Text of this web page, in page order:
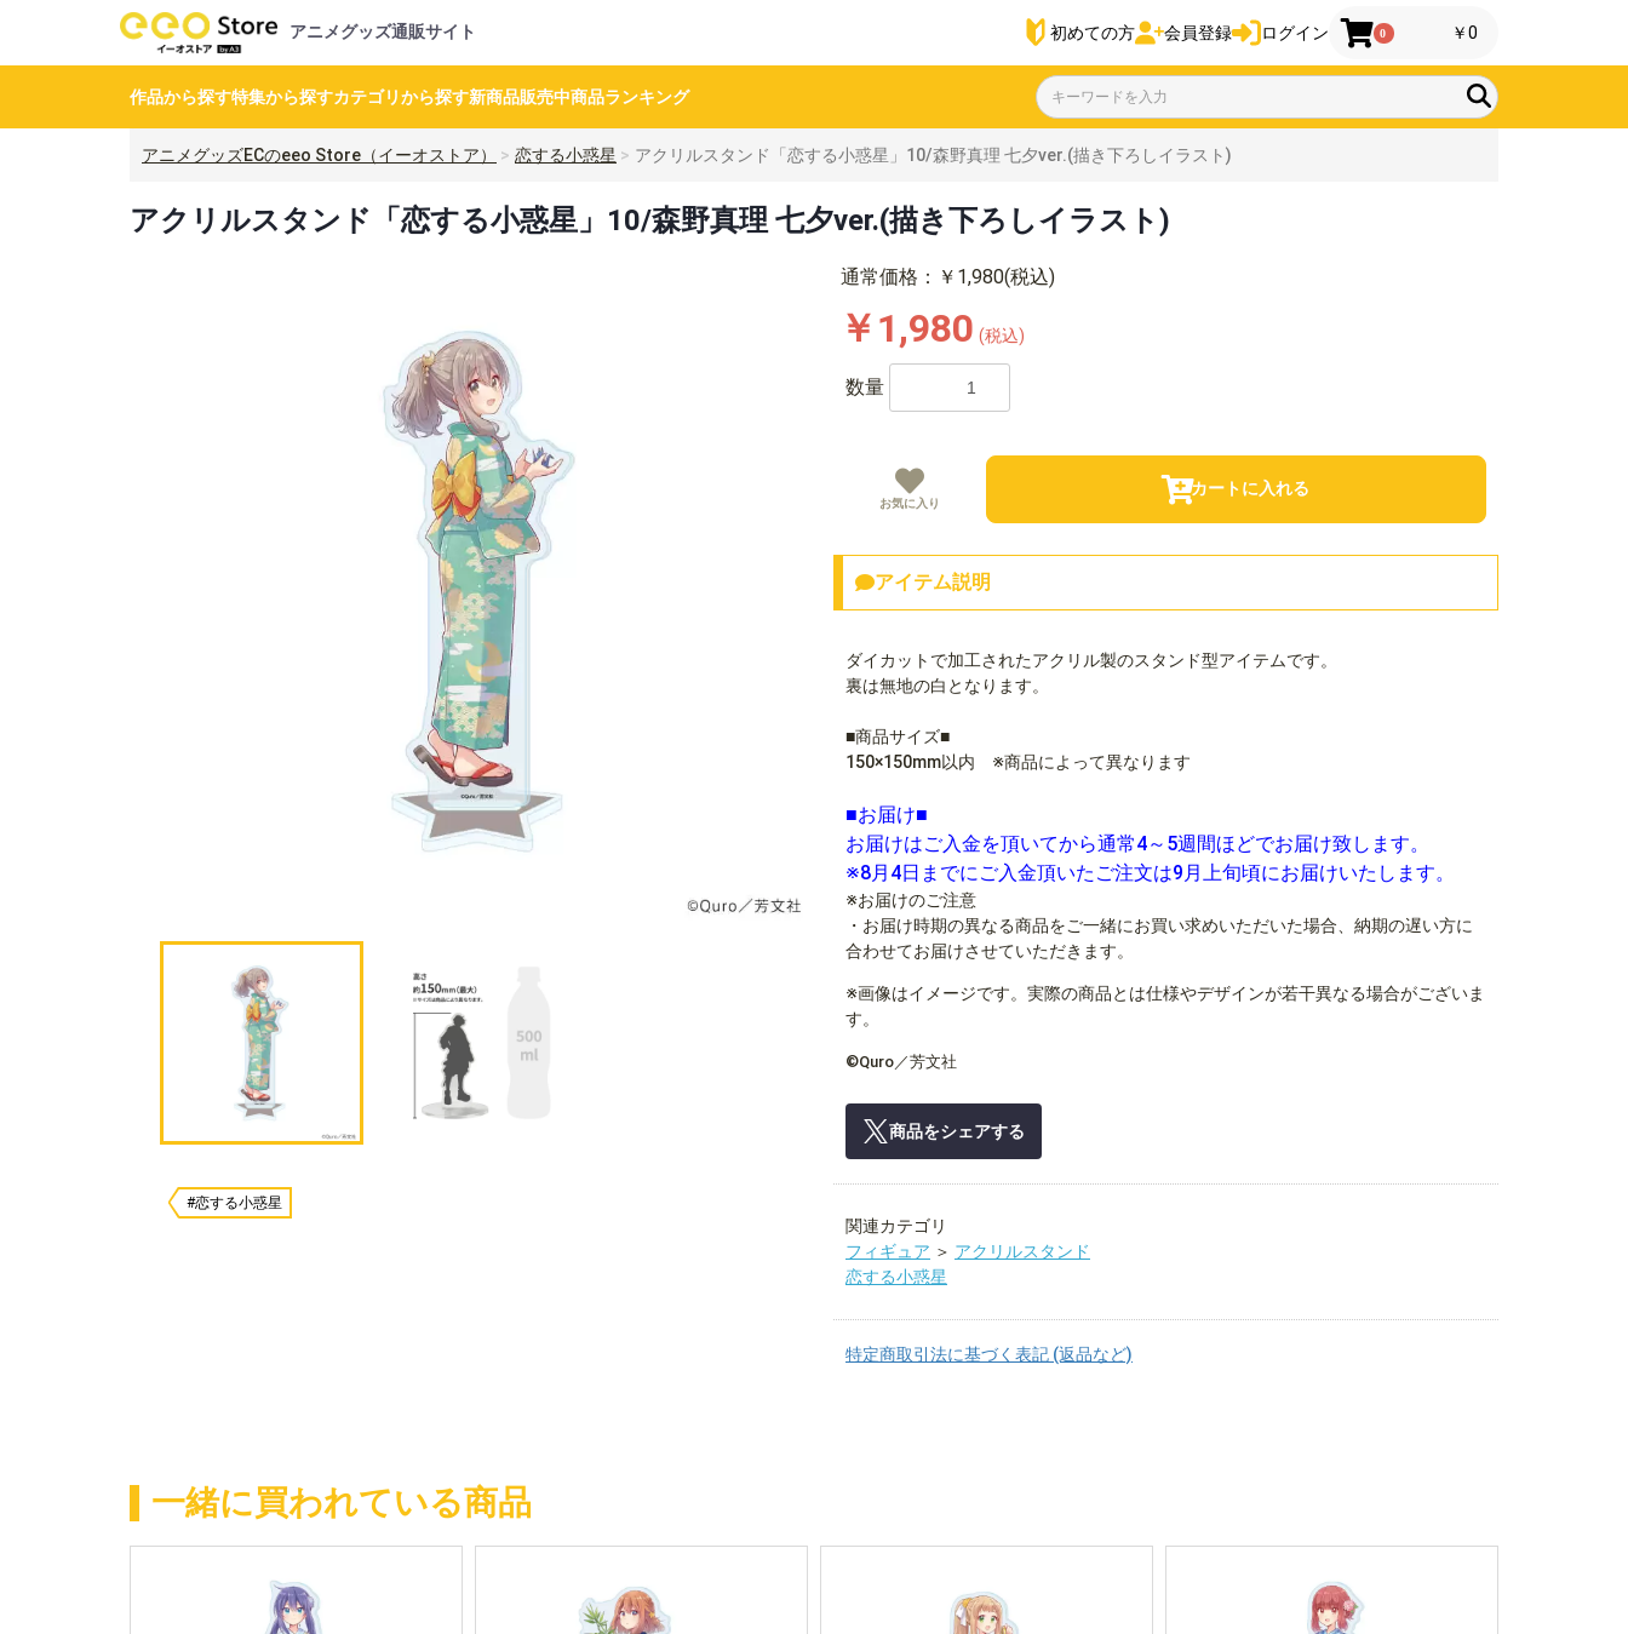
アニメグッズ通販サイト 初めての方 会員登録 ログイン 0 ￥0
作品から探す特集から探すカテゴリから探す新商品販売中商品ランキング
アニメグッズECのeeo Store（イーオストア） 恋する小惑星 アクリルスタンド「恋する小惑星」10/森野真理 七夕ver.(描き下ろしイラスト)
アクリルスタンド「恋する小惑星」10/森野真理 七夕ver.(描き下ろしイラスト)
#恋する小惑星
通常価格：￥1,980(税込)
￥1,980 (税込)
お気に入り
カートに入れる
数量
アイテム説明
ダイカットで加工されたアクリル製のスタンド型アイテムです。
裏は無地の白となります。
■商品サイズ■
150×150mm以内 ※商品によって異なります
■お届け■
お届けはご入金を頂いてから通常4～5週間ほどでお届け致します。
※8月4日までにご入金頂いたご注文は9月上旬頃にお届けいたします。
※お届けのご注意
・お届け時期の異なる商品をご一緒にお買い求めいただいた場合、納期の遅い方に
合わせてお届けさせていただきます。
※画像はイメージです。実際の商品とは仕様やデザインが若干異なる場合がございま
す。
©Quro／芳文社
商品をシェアする
関連カテゴリ
フィギュア ＞ アクリルスタンド
恋する小惑星
特定商取引法に基づく表記 (返品など)
一緒に買われている商品